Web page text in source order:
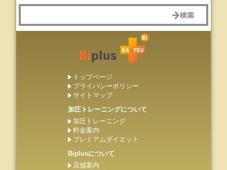
トップページ
プライバシーポリシー
サイトマップ
加圧トレーニングについて
加圧トレーニング
料金案内
プレミアムダイエット
Biplusについて
店舗案内